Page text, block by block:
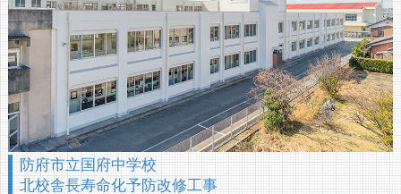
防府市立国府中学校
北校舎長寿命化予防改修工事